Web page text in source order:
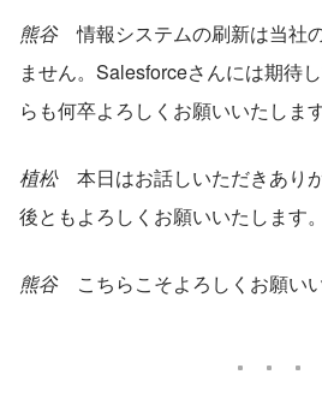
熊谷 情報システムの刷新は当社
ません。Salesforceさんには期待
らも何卒よろしくお願いいたします
植松 本日はお話しいただきあり
後ともよろしくお願いいたします。
熊谷 こちらこそよろしくお願いい